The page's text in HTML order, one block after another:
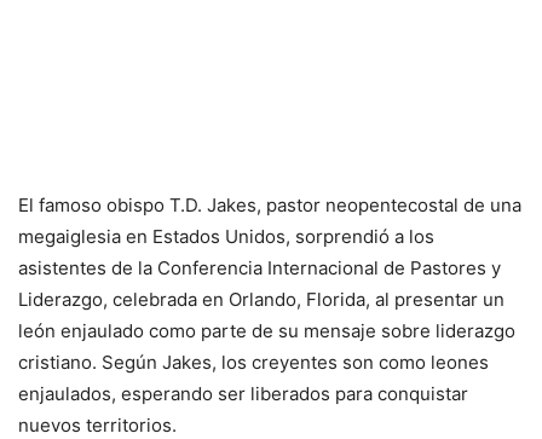
El famoso obispo T.D. Jakes, pastor neopentecostal de una
megaiglesia en Estados Unidos, sorprendió a los
asistentes de la Conferencia Internacional de Pastores y
Liderazgo, celebrada en Orlando, Florida, al presentar un
león enjaulado como parte de su mensaje sobre liderazgo
cristiano. Según Jakes, los creyentes son como leones
enjaulados, esperando ser liberados para conquistar
nuevos territorios.